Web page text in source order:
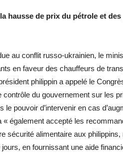
hausse de prix du pétrole et
au conflit russo-ukrainien, le
en faveur des chauffeurs de
philippin a appelé le
du gouvernement sur les
pouvoir d’intervenir en cas
également accepté les
sécurité alimentaire aux
en fournissant une aide